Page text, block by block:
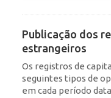
Publicação dos
estrangeiros
Os registros de
seguintes tipos de
em cada período